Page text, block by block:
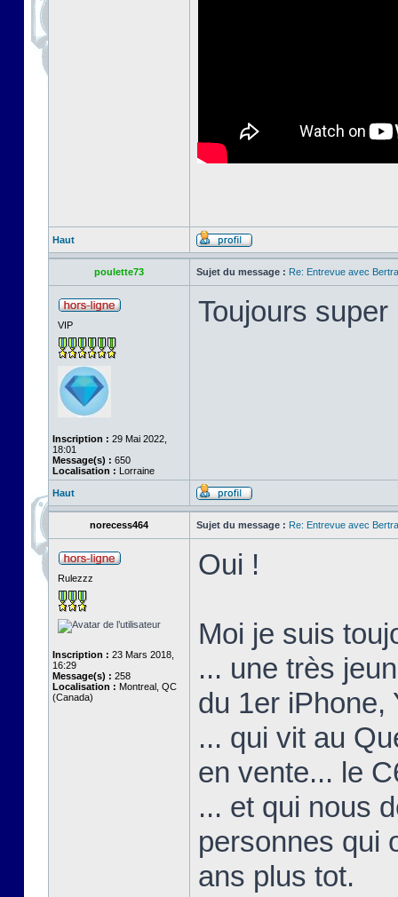
Haut
poulette73 Sujet du message : Re: Entrevue avec
VIP
Inscription : 29 Mai 2022,
18:01
Message(s) : 650
Localisation : Lorraine
Toujours
Haut
norecess464 Sujet du message : Re: Entrevue avec
Rulezzz
Inscription : 23 Mars 2018,
16:29
Message(s) : 258
Localisation : Montreal, QC
(Canada)
Oui !
Moi je suis
... une très
du 1er iPhone,
... qui vit au
en vente... le
... et qui nous
personnes qui
ans plus tot.